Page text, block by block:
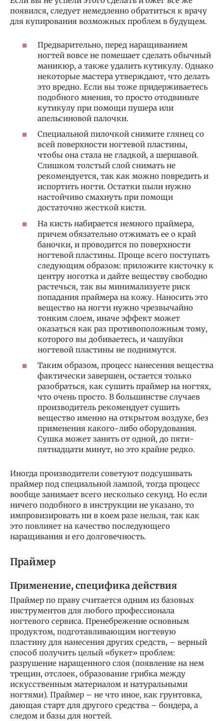
появился, следует немедленно обратиться к врачу
для купирования возможных проблем в будущем.
Предварительно, перед наращиванием
ногтей вовсе не помешает сделать обычный
маникюр, а также удалить кутикулу. Однако
некоторые мастера утверждают, что делать
это вредно. Если вы тоже придерживаетесь
подобного мнения, то просто отодвиньте
кутикулу при помощи пушера или
апельсиновой палочки.
Специальной пилочкой снимите глянец со
всей поверхности ногтевой пластины,
чтобы она стала не гладкой, а шершавой.
Слишком толстый слой снимать не
рекомендуется, так как можно повредить и
испортить ногти. Остатки пыли нужно
настойчиво смахнуть при помощи
достаточно жесткой кисти.
На кисть набирается немного праймера,
причем обязательно отжимать ее о край
баночки, и проводится по поверхности
ногтевой пластины. Проще всего поступать
следующим образом: приложите кисточку к
центру ноготка и дайте веществу свободно
растечься, так вы минимализуете риск
попадания праймера на кожу. Наносить это
вещество на ногти нужно чрезвычайно
тонким слоем, иначе эффект может
оказаться как раз противоположным тому,
которого вы добиваетесь, и чашуйки
ногтевой пластины не поднимутся.
Таким образом, процесс нанесения вещества
фактически завершен, остается только
разобраться, как сушить праймер на ногтях,
что очень просто. В большинстве случаев
производитель рекомендует сушить
вещество именно на открытом воздухе, без
применения какого-либо оборудования.
Сушка может занять от одной, до пяти-
пятнадцати минут, но это крайне редко.
Иногда производители советуют подсушивать
праймер под специальной лампой, тогда процесс
вообще занимает всего несколько секунд. Но если
ничего подобного в инструкции не указано, то
импровизировать ни в коем разе нельзя, так как
это повлияет на качество последующего
наращивания и его долговечность.
Праймер
Применение, специфика действия
Праймер по праву считается одним из базовых
инструментов для любого профессионала
ногтевого сервиса. Пренебрежение основным
продуктом, подготавливающим ногтевую
пластину для нанесения других средств, – верный
способ получить целый «букет» проблем:
разрушение наращенного слоя (появление на нем
трещин, отслоек, образование грибка между
искусственным материалом и натуральными
ногтями). Праймер – не что иное, как грунтовка,
дающая старт для другого средства – бондера, а
следом и базы для ногтей.